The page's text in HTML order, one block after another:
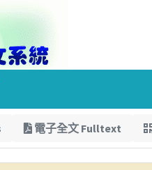
電子全文 Fulltext